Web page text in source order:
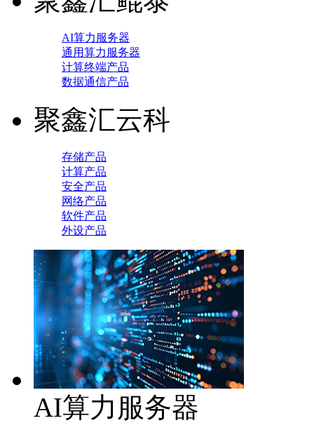
AI算力服务器
通用算力服务器
计算终端产品
数据通信产品
聚鑫汇云科
存储产品
计算产品
安全产品
网络产品
软件产品
外设产品
AI算力服务器